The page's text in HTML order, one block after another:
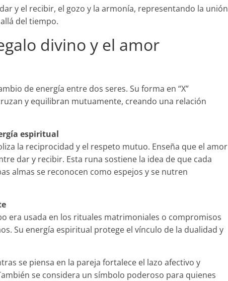
y el recibir, el gozo y la armonía, representando la unión
del tiempo.
divino y el amor
de energía entre dos seres. Su forma en “X”
y equilibran mutuamente, creando una relación
espiritual
la reciprocidad y el respeto mutuo. Enseña que el amor
dar y recibir. Esta runa sostiene la idea de que cada
almas se reconocen como espejos y se nutren
era usada en los rituales matrimoniales o compromisos
Su energía espiritual protege el vínculo de la dualidad y
se piensa en la pareja fortalece el lazo afectivo y
se considera un símbolo poderoso para quienes